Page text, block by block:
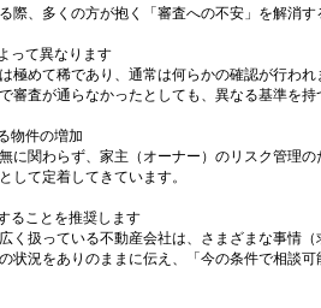
際、多くの方が抱く「審査への不安」を解消
って異なります
極めて稀であり、通常は何らかの確認が行わ
審査が通らなかったとしても、異なる基準を
物件の増加
に関わらず、家主（オーナー）のリスク管理
して定着してきています。
ることを推奨します
く扱っている不動産会社は、さまざまな事情
状況をありのままに伝え、「今の条件で相談